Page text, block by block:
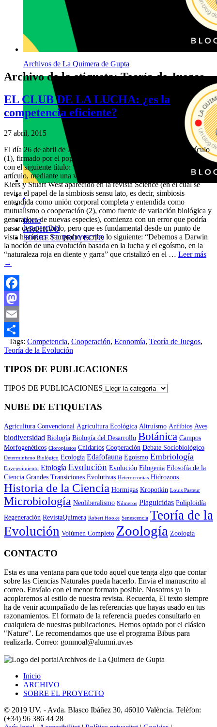
Archivos de La Quimera de Gupta
.
.
Inicio
ARCHIVO
SOBRE EL PROYECTO
Archivo de la etiqueta:Teoría de Juegos
EL CLUB DE LA LUCHA: ¿es la
competencia eficiente?
27 abril, 2015
El día 26 de abril de 2015 apareció, en el Diario El País, un artículo
(1), firmado por el popular divulgador científico Javier Sampedro,
con el siguiente título: “la otra evolución de las especies”. El
artículo, mediante una vaga referencia al reciente artículo de Toby
Kiers y Stuart West aparecido en la revista Science (en el cual se
revisa el papel de la simbiosis sensu lato, es decir, simbiosis
entendida como unión corporal completa y entendida como
mutualismo o cooperación (2), como fuente de variación biológica y
generadora de nuevas especies), comienza con un error que podría
pasar desapercibido, pero que es fundamental desde un punto de
vista histórico. Sampedro escribe lo siguiente: “Debemos a Darwin
la noción de una evolución basada en la lucha y el egoísmo, en la
“naturaleza roja en diente y garra” que cristalizó en el … Leer más
→
Facebook
Mastodon
Email
Compartir
Tags: Competencia, Cooperación, Economía, Teoría de Juegos,
Teoría de la Evolución
TIPOS DE PUBLICACIONES
TIPOS DE PUBLICACIONES
NUBE DE ETIQUETAS
Agricultura Convencional Agricultura Ecológica Altruísmo Anfibios Aves
biodiversidad Biología Biología del Desarrollo Botánica Campos
Morfogenéticos Cloroplastos Cnidarios Cooperación Debate Sociobiológico
Determinismo Biológico Ecología Edafofauna Egoísmo Embriología
Envejecimiento Etología Evolución Evolución Filogenia Filosofía de la
Ciencia Grandes Transiciones Evolutivas Heterocronias Hidrozoos
Historia de la Ciencia Hormigas Kropotkin Louis Pasteur
Microbiología Neoliberalismo Números Plaguicidas Poliploidía
Regeneración RevistaQuimera Robert Hooke Senescencia Teoría de la
Evolución Volúmen Completo Zoología Zoología
CONTACTO
Esta es una ventana para que todo aquel que tenga algo que contar
sobre las Ciencias Naturales pueda hacerlo. Envía el manuscrito al
correo. Envíalo con el menor formato posible. Nosotros ya lo
acoplaremos al estilo de nuestra revista. Recuerda, El texto siempre
ha de venir acompañado de las referencias que hayas usado en tus
razonamientos. El formato de la referencia puedes consultarlo en
cualquiera de nuestras publicaciones. Hemos optado por el clásico
"Nature". Le recomendamos que use el programa Bibus para
realizarla. Correo: gonmoal@alumni.uv.es
Archivos de La Quimera de Gupta
Inicio
ARCHIVO
SOBRE EL PROYECTO
© 2019 UV. - Avda. Blasco Ibáñez 30, 46010 València. Telèfon:
(+34) 96 386 44 28